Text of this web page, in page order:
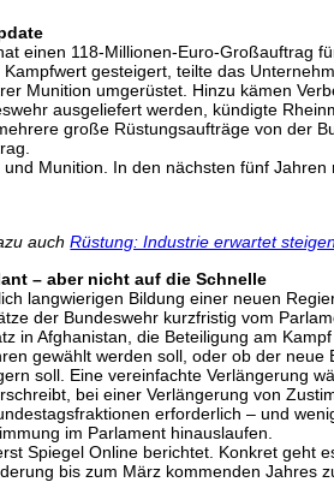
einen 118-Millionen-Euro-Großauftrag
gesteigert, teilte das
Munition umgerüstet. Hinzu kämen
ausgeliefert werden, kündigte
große Rüstungsaufträge von der
Munition. In den nächsten fünf
auchRüstung: Industrie erwartet
– aber nicht auf die Schnelle
langwierigen Bildung einer neuen
der Bundeswehr kurzfristig vom
in Afghanistan, die Beteiligung am
gewählt werden soll, oder ob der
soll. Eine vereinfachte Verlängerung
bei einer Verlängerung von
erforderlich – und
im Parlament hinauslaufen.
Spiegel Online berichtet. Konkret
bis zum März kommenden